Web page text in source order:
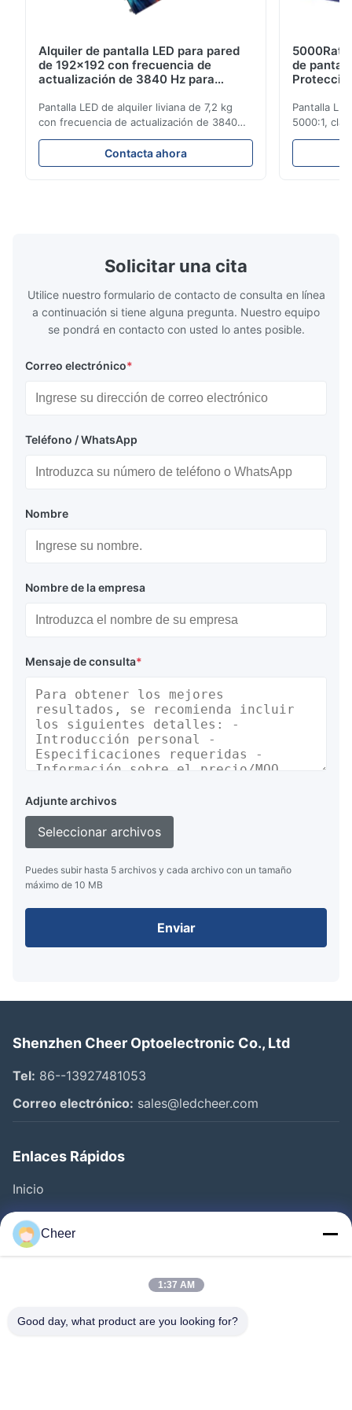
Alquiler de pantalla LED para pared
de 192x192 con frecuencia de
actualización de 3840 Hz para
Pantalla LED de alquiler liviana de 7,2 kg
con frecuencia de actualización de 3840
Hz, brillo de 700 cd/m² y resolución de 192
x 192. Ideal para eventos en vivo con fácil
instalación y compatibilidad de voltaje
Contacta ahora
de
Pantalla
5000:1,
Solicitar una cita
Utilice nuestro formulario de contacto de consulta en línea
a continuación si tiene alguna pregunta. Nuestro equipo
se pondrá en contacto con usted lo antes posible.
Correo electrónico*
Teléfono / WhatsApp
Nombre
Nombre de la empresa
Mensaje de consulta*
Adjunte archivos
Seleccionar archivos
Puedes subir hasta 5 archivos y cada archivo con un tamaño
máximo de 10 MB
Enviar
Shenzhen Cheer Optoelectronic Co., Ltd
Tel: 86--13927481053
Correo electrónico: sales@ledcheer.com
Enlaces Rápidos
Inicio
Productos
Sobre Nosotros
Contacto
Cheer
1:37 AM
Good day, what product are you looking for?